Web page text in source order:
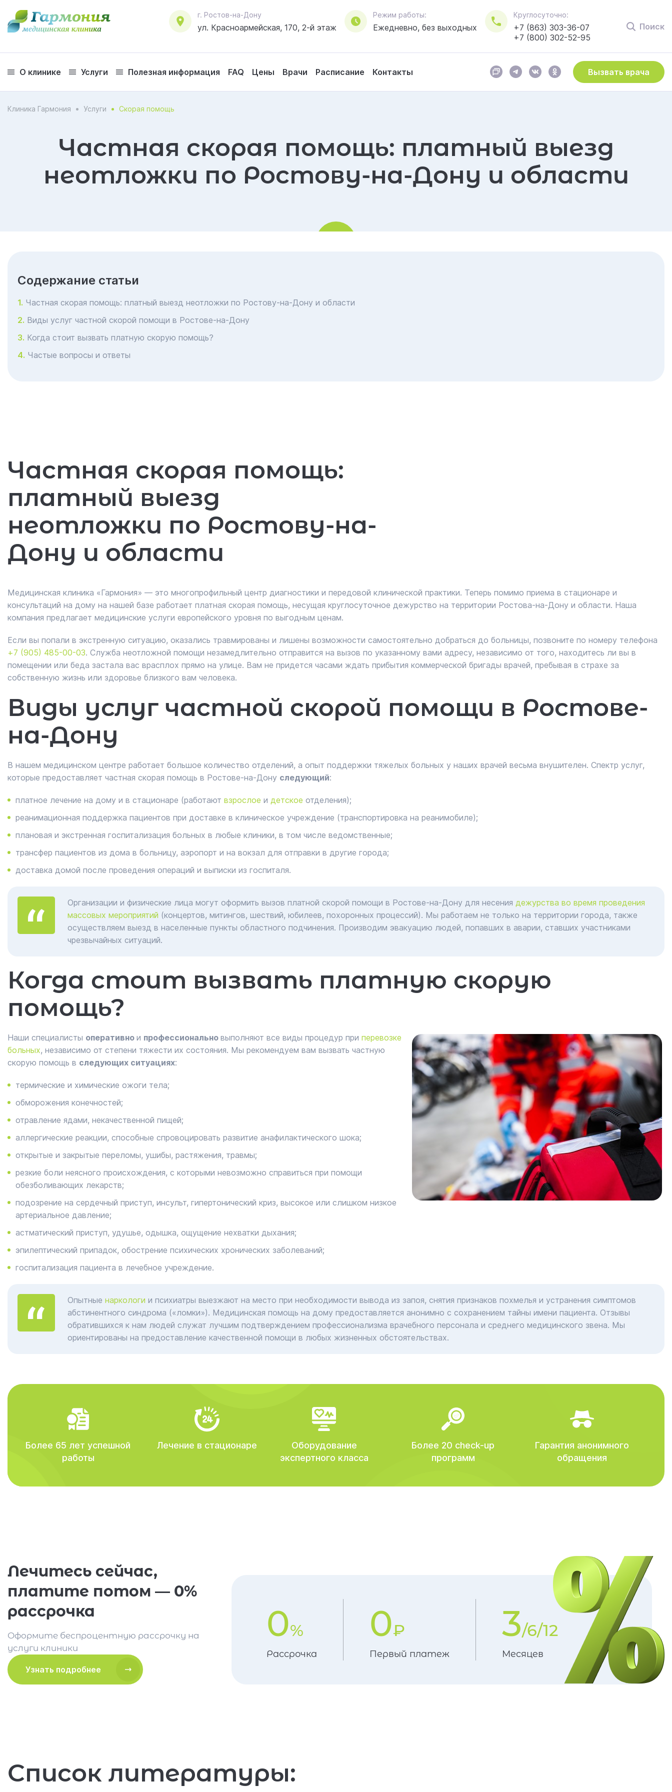
г. Ростов-на-Дону
ул. Красноармейская, 170, 2-й этаж
Режим работы:
Ежедневно, без выходных
Круглосуточно:
+7 (863) 303-36-07
+7 (800) 302-52-95
Поиск
О клинике Услуги Полезная информация FAQ Цены Врачи Расписание Контакты Вызвать врача
соглашаетесь на обработку персональных данных
Клиника Гармония Услуги Скорая помощь
Частная скорая помощь: платный выезд
неотложки по Ростову-на-Дону и области
Cодержание статьи
Частная скорая помощь: платный выезд неотложки по Ростову-на-Дону и области
Виды услуг частной скорой помощи в Ростове-на-Дону
Когда стоит вызвать платную скорую помощь?
Частые вопросы и ответы
Частная скорая помощь:
платный выезд
неотложки по Ростову-на-
Дону и области
Медицинская клиника «Гармония» ― это многопрофильный центр диагностики и передовой клинической практики. Теперь помимо приема в стационаре и
консультаций на дому на нашей базе работает платная скорая помощь, несущая круглосуточное дежурство на территории Ростова-на-Дону и области. Наша
компания предлагает медицинские услуги европейского уровня по выгодным ценам.
Если вы попали в экстренную ситуацию, оказались травмированы и лишены возможности самостоятельно добраться до больницы, позвоните по номеру телефона
+7 (905) 485-00-03. Служба неотложной помощи незамедлительно отправится на вызов по указанному вами адресу, независимо от того, находитесь ли вы в
помещении или беда застала вас врасплох прямо на улице. Вам не придется часами ждать прибытия коммерческой бригады врачей, пребывая в страхе за
собственную жизнь или здоровье близкого вам человека.
Виды услуг частной скорой помощи в Ростове-
на-Дону
В нашем медицинском центре работает большое количество отделений, а опыт поддержки тяжелых больных у наших врачей весьма внушителен. Спектр услуг,
которые предоставляет частная скорая помощь в Ростове-на-Дону следующий:
платное лечение на дому и в стационаре (работают взрослое и детское отделения);
реанимационная поддержка пациентов при доставке в клиническое учреждение (транспортировка на реанимобиле);
плановая и экстренная госпитализация больных в любые клиники, в том числе ведомственные;
трансфер пациентов из дома в больницу, аэропорт и на вокзал для отправки в другие города;
доставка домой после проведения операций и выписки из госпиталя.
Организации и физические лица могут оформить вызов платной скорой помощи в Ростове-на-Дону для несения дежурства во время проведения
массовых мероприятий (концертов, митингов, шествий, юбилеев, похоронных процессий). Мы работаем не только на территории города, также
осуществляем выезд в населенные пункты областного подчинения. Производим эвакуацию людей, попавших в аварии, ставших участниками
чрезвычайных ситуаций.
Когда стоит вызвать платную скорую
помощь?
Наши специалисты оперативно и профессионально выполняют все виды процедур при перевозке
больных, независимо от степени тяжести их состояния. Мы рекомендуем вам вызвать частную
скорую помощь в следующих ситуациях:
термические и химические ожоги тела;
обморожения конечностей;
отравление ядами, некачественной пищей;
аллергические реакции, способные спровоцировать развитие анафилактического шока;
открытые и закрытые переломы, ушибы, растяжения, травмы;
резкие боли неясного происхождения, с которыми невозможно справиться при помощи
обезболивающих лекарств;
подозрение на сердечный приступ, инсульт, гипертонический криз, высокое или слишком низкое
артериальное давление;
астматический приступ, удушье, одышка, ощущение нехватки дыхания;
эпилептический припадок, обострение психических хронических заболеваний;
госпитализация пациента в лечебное учреждение.
Опытные наркологи и психиатры выезжают на место при необходимости вывода из запоя, снятия признаков похмелья и устранения симптомов
абстинентного синдрома («ломки»). Медицинская помощь на дому предоставляется анонимно с сохранением тайны имени пациента. Отзывы
обратившихся к нам людей служат лучшим подтверждением профессионализма врачебного персонала и среднего медицинского звена. Мы
ориентированы на предоставление качественной помощи в любых жизненных обстоятельствах.
Более 65 лет успешной
работы
Лечение в стационаре
Оборудование
экспертного класса
Более 20 check-up
программ
Гарантия анонимного
обращения
Лечитесь сейчас,
платите потом — 0%
рассрочка
Оформите беспроцентную рассрочку на
услуги клиники
Узнать подробнее
0%
Рассрочка
0₽
Первый платеж
3/6/12
Месяцев
Список литературы: